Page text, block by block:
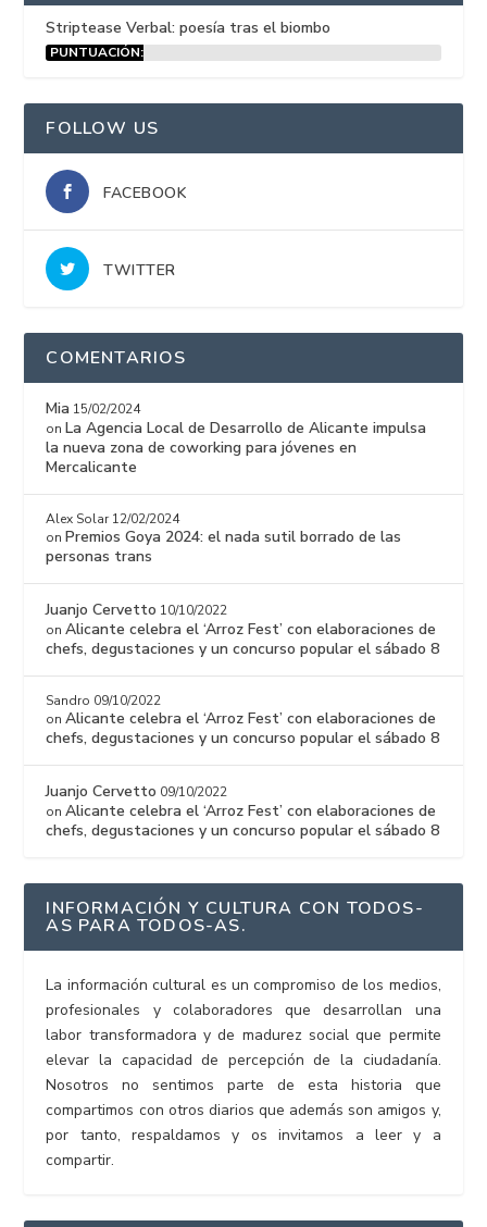
Striptease Verbal: poesía tras el biombo
PUNTUACIÓN:
FOLLOW US
FACEBOOK
TWITTER
COMENTARIOS
Mia 15/02/2024
on La Agencia Local de Desarrollo de Alicante impulsa
la nueva zona de coworking para jóvenes en
Mercalicante
Alex Solar 12/02/2024
on Premios Goya 2024: el nada sutil borrado de las
personas trans
Juanjo Cervetto 10/10/2022
onAlicante celebra el ‘Arroz Fest’ con elaboraciones de
chefs, degustaciones y un concurso popular el sábado 8
Sandro 09/10/2022
onAlicante celebra el ‘Arroz Fest’ con elaboraciones de
chefs, degustaciones y un concurso popular el sábado 8
Juanjo Cervetto 09/10/2022
onAlicante celebra el ‘Arroz Fest’ con elaboraciones de
chefs, degustaciones y un concurso popular el sábado 8
INFORMACIÓN Y CULTURA CON TODOS-
AS PARA TODOS-AS.
La información cultural es un compromiso de los medios,
profesionales y colaboradores que desarrollan una
labor transformadora y de madurez social que permite
elevar la capacidad de percepción de la ciudadanía.
Nosotros no sentimos parte de esta historia que
compartimos con otros diarios que además son amigos y,
por tanto, respaldamos y os invitamos a leer y a
compartir.